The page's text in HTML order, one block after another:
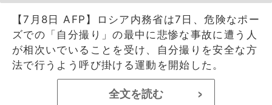
【7月8日 AFP】ロシア内務省は7日、危険なポー
ズでの「自分撮り」の最中に悲惨な事故に遭う人
が相次いでいることを受け、自分撮りを安全な方
法で行うよう呼び掛ける運動を開始した。
全文を読む >